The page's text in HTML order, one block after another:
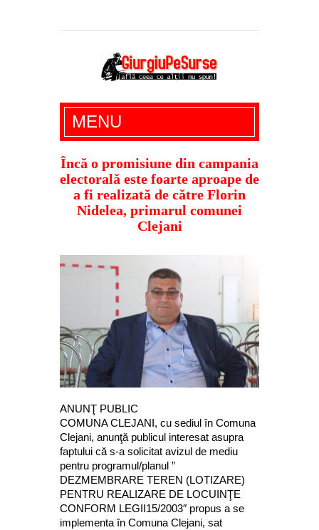
Giurgiu Pe Surse – actualitate giurgiu,
administratie giurgiu, stiri politice, social
economic, editoriale giurgiu, dezvaluiri,
soc, cancan, stiri locale
MENU
Încă o promisiune din campania
electorală este foarte aproape de
a fi realizată de către Florin
Nidelea, primarul comunei
Clejani
ANUNŢ PUBLIC
COMUNA CLEJANI, cu sediul în Comuna
Clejani, anunţă publicul interesat asupra
faptului că s-a solicitat avizul de mediu
pentru programul/planul ”
DEZMEMBRARE TEREN (LOTIZARE)
PENTRU REALIZARE DE LOCUINŢE
CONFORM LEGII15/2003″ propus a se
implementa în Comuna Clejani, sat